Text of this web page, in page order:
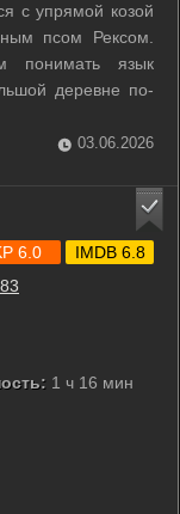
с упрямой козой
псом Рексом.
понимать язык
деревне по-
преданный
авантюру в лесу
03.06.2026
1 ч 16 мин
6.0 IMDB 6.8